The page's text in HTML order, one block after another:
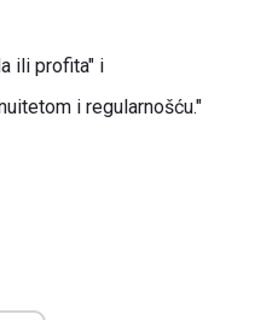
ili profita" i
i regularnošću."